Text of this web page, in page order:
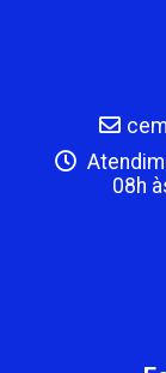
08h